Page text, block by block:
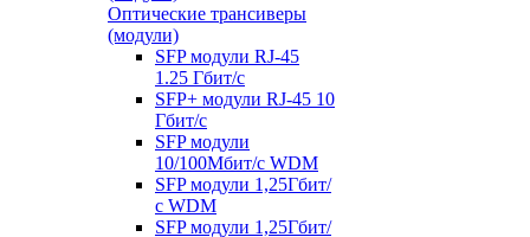
Оптические трансиверы
(модули)
SFP модули RJ-45
1.25 Гбит/c
SFP+ модули RJ-45 10
Гбит/c
SFP модули
10/100Мбит/с WDM
SFP модули 1,25Гбит/
с WDM
SFP модули 1,25Гбит/